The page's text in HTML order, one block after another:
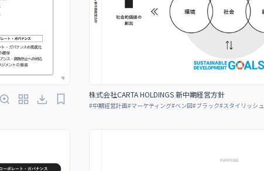
株式会社CARTA HOLDINGS 新中期経営方針
#中期経営計画#マーケティング#ベン図#ブラック#スタイリッシュ